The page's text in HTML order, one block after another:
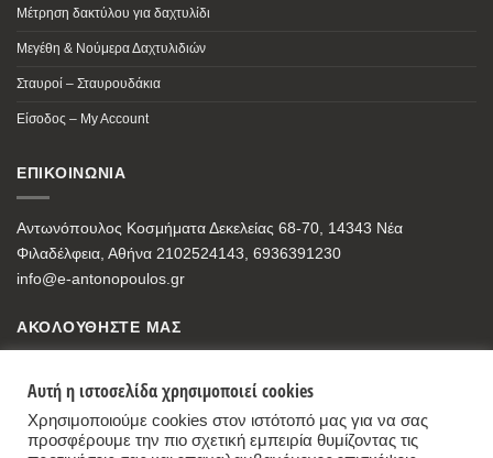
Μέτρηση δακτύλου για δαχτυλίδι
Μεγέθη & Νούμερα Δαχτυλιδιών
Σταυροί – Σταυρουδάκια
Είσοδος – My Account
ΕΠΙΚΟΙΝΩΝΙΑ
Αντωνόπουλος Κοσμήματα Δεκελείας 68-70, 14343 Νέα
Φιλαδέλφεια, Αθήνα 2102524143, 6936391230
info@e-antonopoulos.gr
ΑΚΟΛΟΥΘΗΣΤΕ ΜΑΣ
Αυτή η ιστοσελίδα χρησιμοποιεί cookies
Χρησιμοποιούμε cookies στον ιστότοπό μας για να σας
προσφέρουμε την πιο σχετική εμπειρία θυμίζοντας τις